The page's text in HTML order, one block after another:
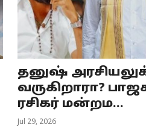
தனுஷ்
வருகிறாரா?
ரசிகர் மன்றம...
Jul 29, 2026